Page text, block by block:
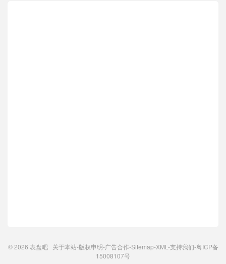
© 2026 表盘吧 关于本站-版权申明-广告合作-Sitemap-XML -支持我们-粤ICP备
15008107号